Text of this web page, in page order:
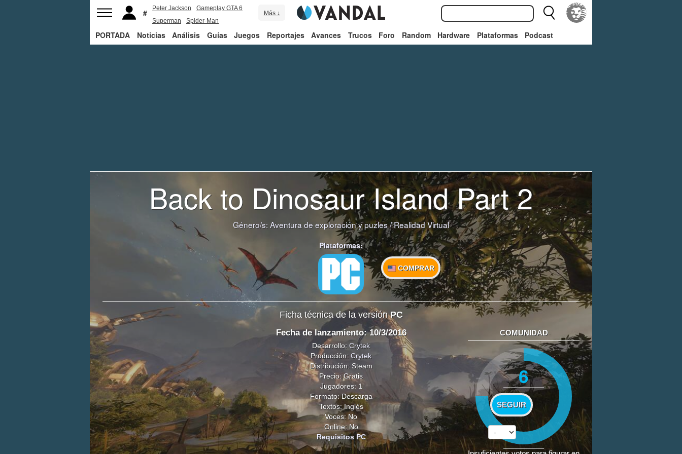
Peter Jackson
Gameplay GTA 6
Superman
Spider-Man
Más ↓
PORTADA Noticias Análisis Guías Juegos Reportajes Avances Trucos Foro Random Hardware Plataformas Podcast
Back to Dinosaur Island Part 2
Género/s:Aventura de exploración y puzles/Realidad Virtual
Plataformas:
COMPRAR
Ficha técnica de la versiónPC
Fecha de lanzamiento: 10/3/2016
Desarrollo: Crytek
Producción: Crytek
Distribución: Steam
Precio: Gratis
Jugadores: 1
Formato: Descarga
Textos: Inglés
Voces: No
Online: No
Requisitos PC
COMUNIDAD
6
SEGUIR